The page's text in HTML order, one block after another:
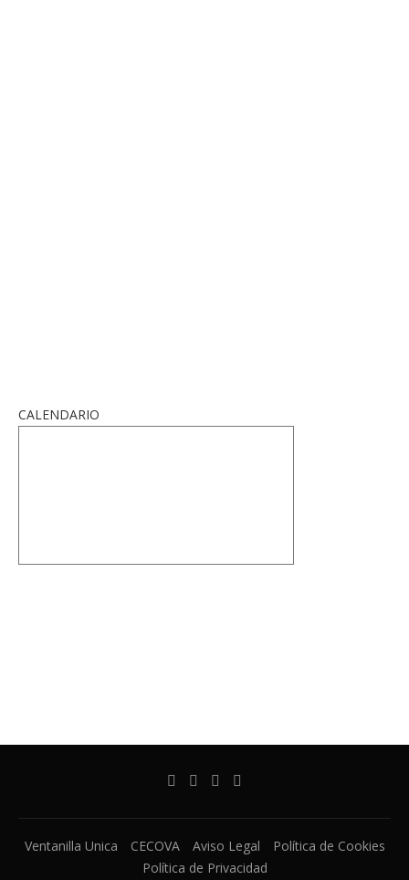
CALENDARIO
Ventanilla Unica CECOVA Aviso Legal
Política de Cookies
Política de Privacidad